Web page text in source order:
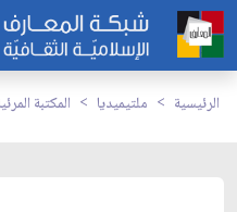
الرئيسية ملتيميديا المكتبة